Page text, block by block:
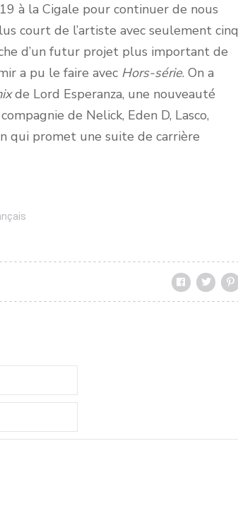
à la Cigale pour continuer de nous
court de l’artiste avec seulement cinq
d’un futur projet plus important de
a pu le faire avec Hors-série. On a
de Lord Esperanza, une nouveauté
de Nelick, Eden D, Lasco,
qui promet une suite de carrière